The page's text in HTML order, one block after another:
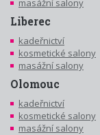
masážní salony
Liberec
kadeřnictví
kosmetické salony
masážní salony
Olomouc
kadeřnictví
kosmetické salony
masážní salony